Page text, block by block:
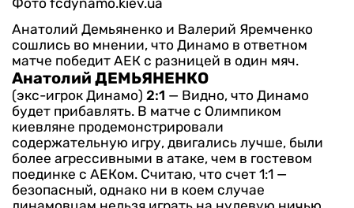
Анатолий Демьяненко и Валерий Яремченко
сошлись во мнении, что Динамо в ответном
матче победит АЕК с разницей в один мяч.
Анатолий ДЕМЬЯНЕНКО
(экс-игрок Динамо) 2:1 — Видно, что Динамо
будет прибавлять. В матче с Олимпиком
киевляне продемонстрировали
содержательную игру, двигались лучше, были
более агрессивными в атаке, чем в гостевом
поединке с АЕКом. Считаю, что счет 1:1 —
безопасный, однако ни в коем случае